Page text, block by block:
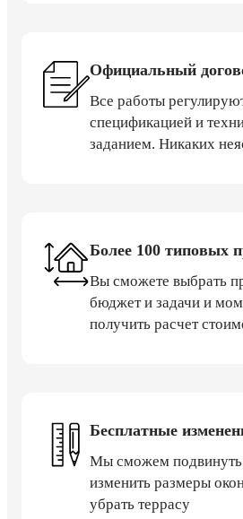
Официальный
Все работы
спецификацией и
заданием. Никаких
Более 100 типовых
Вы сможете выбрать
бюджет и задачи и
получить расчет
Бесплатные
Мы сможем подвинуть
изменить размеры
убрать террасу